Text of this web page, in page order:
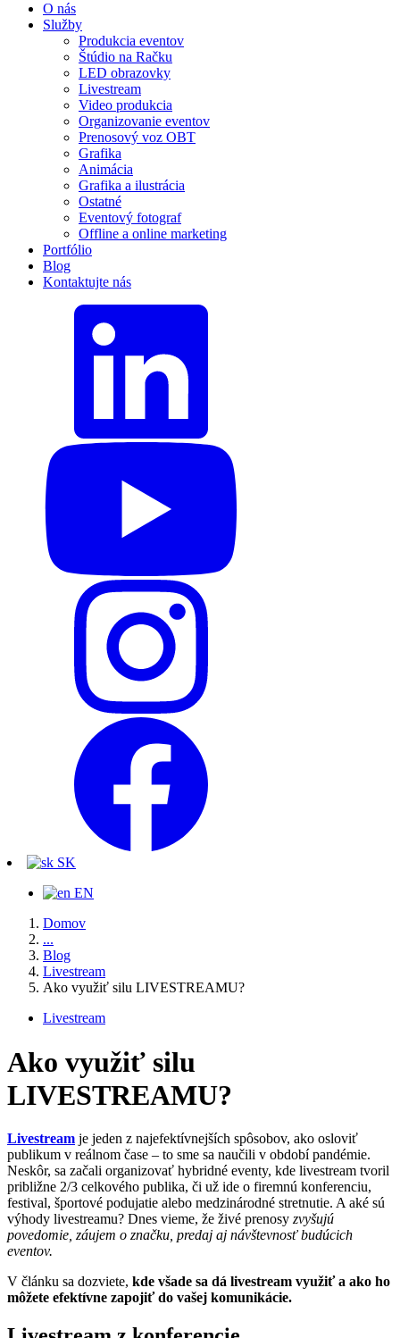
O nás
Služby
Produkcia eventov
Štúdio na Račku
LED obrazovky
Livestream
Video produkcia
Organizovanie eventov
Prenosový voz OBT
Grafika
Animácia
Grafika a ilustrácia
Ostatné
Eventový fotograf
Offline a online marketing
Portfólio
Blog
Kontaktujte nás
SK
EN
Domov
...
Blog
Livestream
Ako využiť silu LIVESTREAMU?
Livestream
Ako využiť silu
LIVESTREAMU?
Livestream je jeden z najefektívnejších spôsobov, ako osloviť
publikum v reálnom čase – to sme sa naučili v období pandémie.
Neskôr, sa začali organizovať hybridné eventy, kde livestream tvoril
približne 2/3 celkového publika, či už ide o firemnú konferenciu,
festival, športové podujatie alebo medzinárodné stretnutie. A aké sú
výhody livestreamu? Dnes vieme, že živé prenosy zvyšujú
povedomie, záujem o značku, predaj aj návštevnosť budúcich
eventov.
V článku sa dozviete, kde všade sa dá livestream využiť a ako ho
môžete efektívne zapojiť do vašej komunikácie.